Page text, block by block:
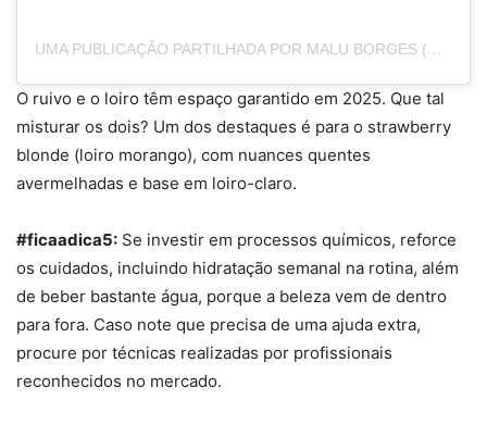
UMA PUBLICAÇÃO PARTILHADA POR MALU BORGES (@MALUBORGESM)
O ruivo e o loiro têm espaço garantido em 2025. Que tal
misturar os dois? Um dos destaques é para o strawberry
blonde (loiro morango), com nuances quentes
avermelhadas e base em loiro-claro.
#ficaadica5: Se investir em processos químicos, reforce
os cuidados, incluindo hidratação semanal na rotina, além
de beber bastante água, porque a beleza vem de dentro
para fora. Caso note que precisa de uma ajuda extra,
procure por técnicas realizadas por profissionais
reconhecidos no mercado.